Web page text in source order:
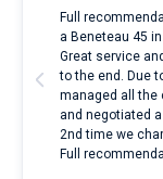
Full
a Beneteau 45
Great service
to the end. Due
managed all the
and negotiated
2nd time we
Full